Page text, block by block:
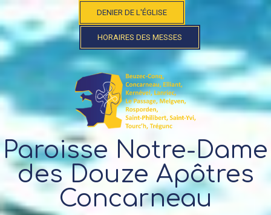
Skip
to
content
DENIER DE L'ÉGLISE
HORAIRES DES MESSES
Paroisse Notre-Dame
des Douze Apôtres
Concarneau